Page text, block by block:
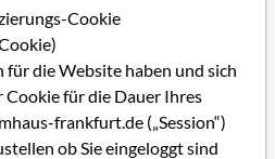
Cookie
für die Website haben und sich
Cookie für die Dauer Ihres
frankfurt.de („Session“)
ob Sie eingeloggt sind